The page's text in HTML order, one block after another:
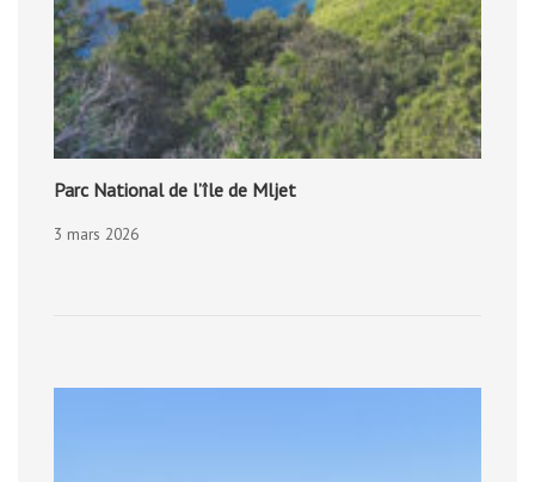
Parc National de l’île de Mljet
3 mars 2026